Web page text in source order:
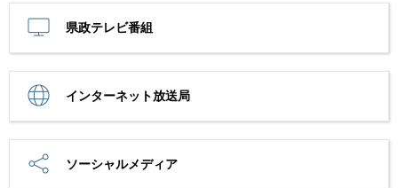
県政テレビ番組
インターネット放送局
ソーシャルメディア